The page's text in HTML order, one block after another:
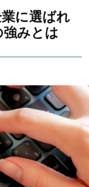
に選ばれ
みとは